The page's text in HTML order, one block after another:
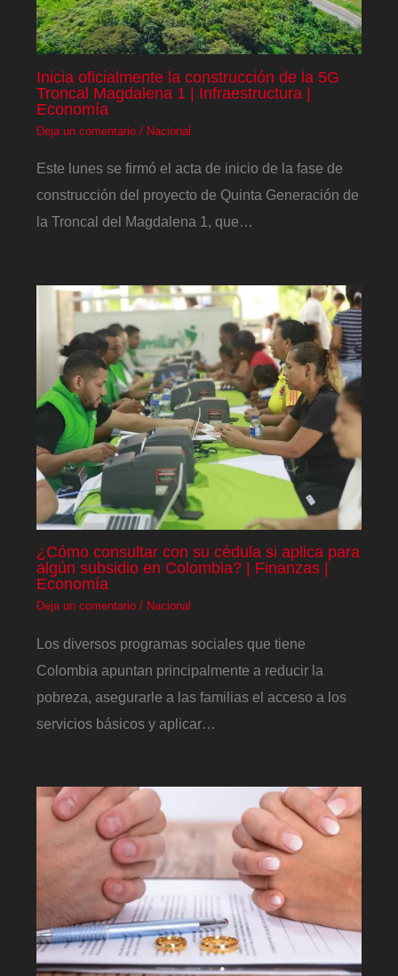
Inicia oficialmente la construcción de la 5G
Troncal Magdalena 1 | Infraestructura |
Economía
Deja un comentario / Nacional
Este lunes se firmó el acta de inicio de la fase de
construcción del proyecto de Quinta Generación de
la Troncal del Magdalena 1, que…
¿Cómo consultar con su cédula si aplica para
algún subsidio en Colombia? | Finanzas |
Economía
Deja un comentario / Nacional
Los diversos programas sociales que tiene
Colombia apuntan principalmente a reducir la
pobreza, asegurarle a las familias el acceso a los
servicios básicos y aplicar…